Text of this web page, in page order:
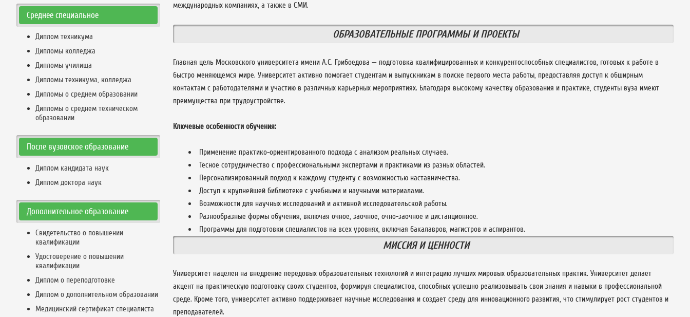
международных компаниях, а также в СМИ.
ОБРАЗОВАТЕЛЬНЫЕ ПРОГРАММЫ И ПРОЕКТЫ
Главная цель Московского университета имени А.С. Грибоедова — подготовка квалифицированных и конкурентоспособных специалистов, готовых к работе в
быстро меняющемся мире. Университет активно помогает студентам и выпускникам в поиске первого места работы, предоставляя доступ к обширным
контактам с работодателями и участию в различных карьерных мероприятиях. Благодаря высокому качеству образования и практике, студенты вуза имеют
преимущества при трудоустройстве.
Ключевые особенности обучения:
Применение практико-ориентированного подхода с анализом реальных случаев.
Тесное сотрудничество с профессиональными экспертами и практиками из разных областей.
Персонализированный подход к каждому студенту с возможностью наставничества.
Доступ к крупнейшей библиотеке с учебными и научными материалами.
Возможности для научных исследований и активной исследовательской работы.
Разнообразные формы обучения, включая очное, заочное, очно-заочное и дистанционное.
Программы для подготовки специалистов на всех уровнях, включая бакалавров, магистров и аспирантов.
МИССИЯ И ЦЕННОСТИ
Университет нацелен на внедрение передовых образовательных технологий и интеграцию лучших мировых образовательных практик. Университет делает
акцент на практическую подготовку своих студентов, формируя специалистов, способных успешно реализовывать свои знания и навыки в профессиональной
среде. Кроме того, университет активно поддерживает научные исследования и создает среду для инновационного развития, что стимулирует рост студентов и
преподавателей.
Среднее специальное
Диплом техникума
Дипломы колледжа
Дипломы училища
Дипломы техникума, колледжа
Дипломы о среднем образовании
Дипломы о среднем техническом
образовании
После вузовское образование
Диплом кандидата наук
Диплом доктора наук
Дополнительное образование
Свидетельство о повышении
квалификации
Удостоверение о повышении
квалификации
Диплом о переподготовке
Диплом о дополнительном образовании
Медицинский сертификат специалиста